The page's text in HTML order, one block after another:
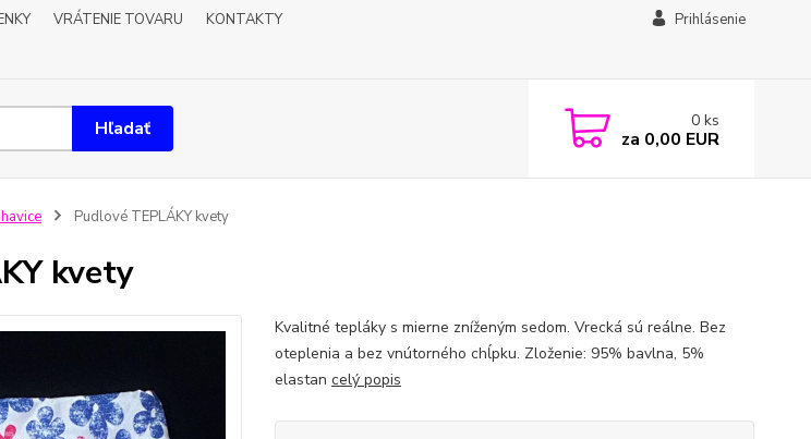
VRÁTENIE TOVARU
KONTAKTY
Prihlásenie
Hľadať 0 ks
za 0,00 EUR
Pudlové TEPLÁKY kvety
kvety
Kvalitné tepláky s mierne zníženým sedom. Vrecká sú reálne. Bez
oteplenia a bez vnútorného chĺpku. Zloženie: 95% bavlna, 5%
elastan celý popis